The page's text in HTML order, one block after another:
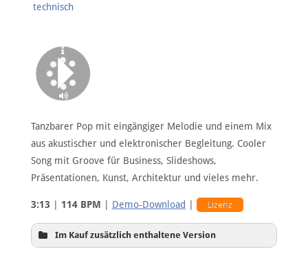
technisch
Tanzbarer Pop mit eingängiger Melodie und einem Mix
aus akustischer und elektronischer Begleitung. Cooler
Song mit Groove für Business, Slideshows,
Präsentationen, Kunst, Architektur und vieles mehr.
3:13 114 BPM Demo-Download Lizenz
Im Kauf zusätzlich enthaltene Version